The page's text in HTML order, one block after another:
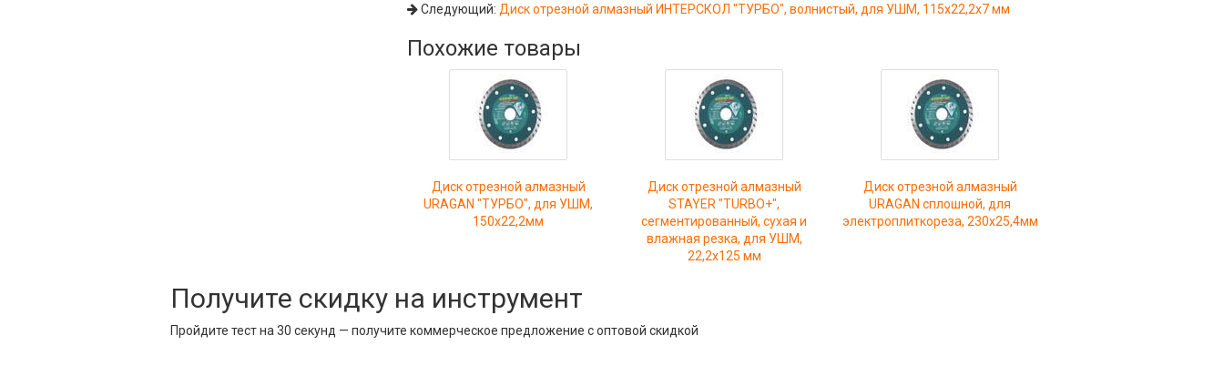
Следующий: Диск отрезной алмазный ИНТЕРСКОЛ "ТУРБО", волнистый, для УШМ, 115х22,2х7 мм
Похожие товары
Диск отрезной алмазный
URAGAN "ТУРБО", для УШМ,
150х22,2мм
Диск отрезной алмазный
STAYER "TURBO+",
сегментированный, сухая и
влажная резка, для УШМ,
22,2х125 мм
Диск отрезной алмазный
URAGAN сплошной, для
электроплиткореза, 230х25,4мм
Получите скидку на инструмент
Пройдите тест на 30 секунд — получите коммерческое предложение с оптовой скидкой